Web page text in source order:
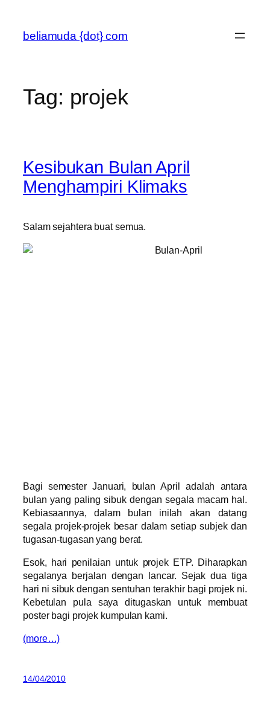
content
beliamuda {dot} com
Tag: projek
Kesibukan Bulan April
Menghampiri Klimaks
Salam sejahtera buat semua.
Bagi semester Januari, bulan April adalah antara
bulan yang paling sibuk dengan segala macam hal.
Kebiasaannya, dalam bulan inilah akan datang
segala projek-projek besar dalam setiap subjek dan
tugasan-tugasan yang berat.
Esok, hari penilaian untuk projek ETP. Diharapkan
segalanya berjalan dengan lancar. Sejak dua tiga
hari ni sibuk dengan sentuhan terakhir bagi projek ni.
Kebetulan pula saya ditugaskan untuk membuat
poster bagi projek kumpulan kami.
(more…)
14/04/2010